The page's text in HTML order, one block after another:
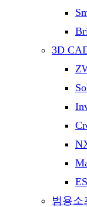
3D
범용소